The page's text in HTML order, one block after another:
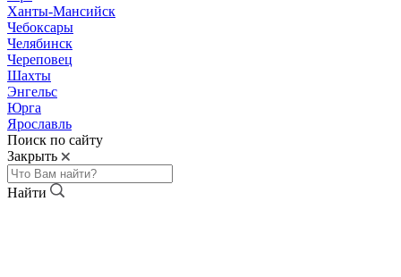
Ханты-Мансийск
Чебоксары
Челябинск
Череповец
Шахты
Энгельс
Юрга
Ярославль
Поиск по сайту
Закрыть
Найти